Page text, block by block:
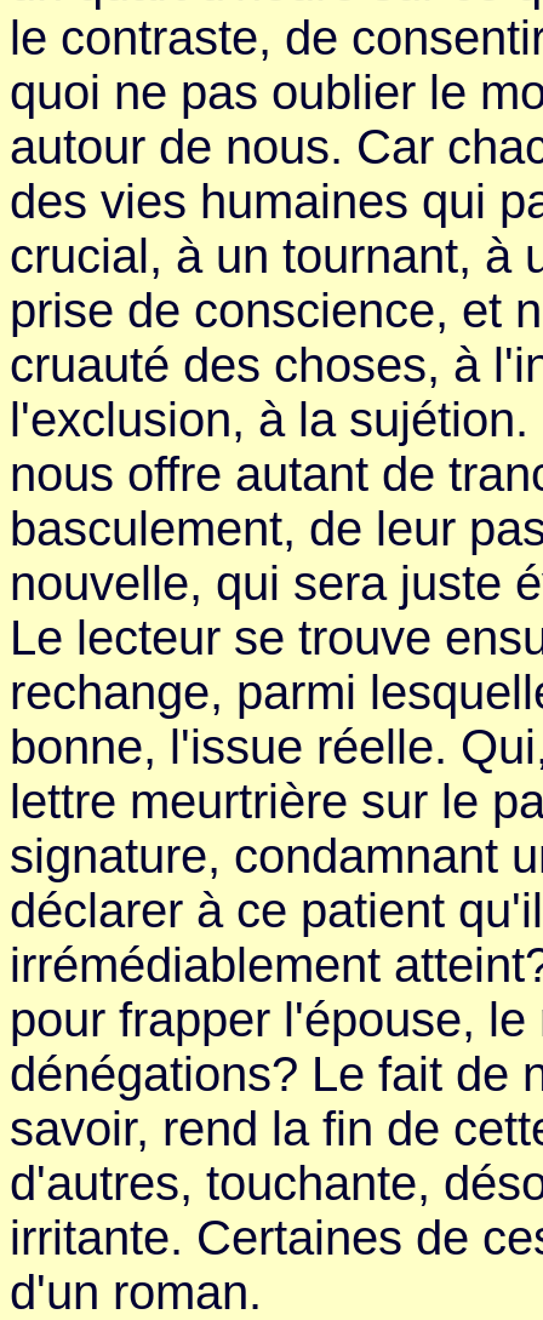
le contraste, de
quoi ne pas oublier le
autour de nous. Car
des vies humaines qui
crucial, à un tournant, à
prise de conscience, et
cruauté des choses, à
l'exclusion, à la
nous offre autant de
basculement, de leur
nouvelle, qui sera juste
Le lecteur se trouve
rechange, parmi
bonne, l'issue réelle.
lettre meurtrière sur le
signature, condamnant
déclarer à ce patient
irrémédiablement
pour frapper l'épouse,
dénégations? Le fait de
savoir, rend la fin de
d'autres, touchante,
irritante. Certaines de
d'un roman.